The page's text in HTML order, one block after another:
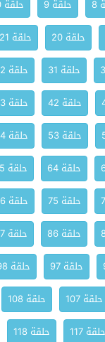
8 حلقة 9 حلقة 10
حلقة 20 حلقة 21
حلقة 31 حلقة 32
حلقة 42 حلقة 43
حلقة 53 حلقة 54
حلقة 64 حلقة 65
حلقة 75 حلقة 76
حلقة 86 حلقة 87
حلقة 97 حلقة 98
حلقة 107 حلقة 108
حلقة 117 حلقة 118